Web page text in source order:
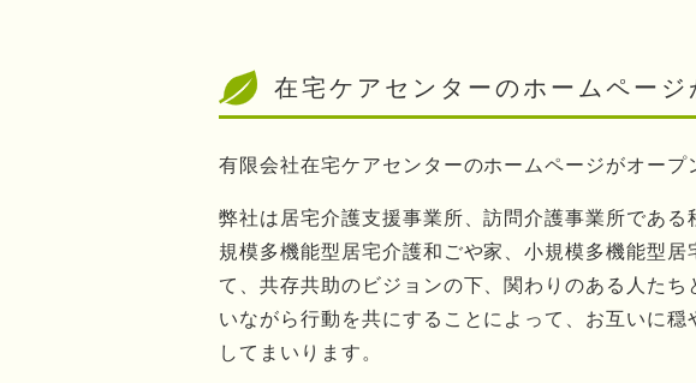
在宅ケアセンターのホームページ
有限会社在宅ケアセンターのホームページがオープ
弊社は居宅介護支援事業所、訪問介護事業所であ
規模多機能型居宅介護和ごや家、小規模多機能型
て、共存共助のビジョンの下、関わりのある人た
いながら行動を共にすることによって、お互いに
してまいります。